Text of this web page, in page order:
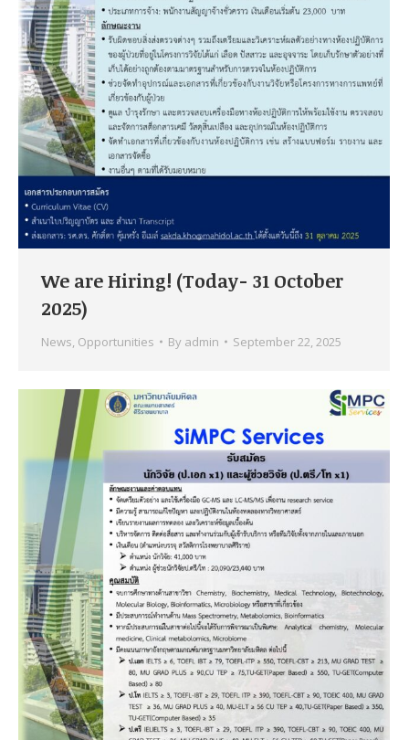
We are Hiring! (Today- 31 October
2025)
News, Opportunities By admin September 22, 2025